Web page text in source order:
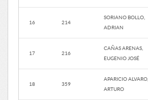
16 214
SORIANO BOLLO,
ADRIAN
17 216
CAÑAS ARENAS,
EUGENIO JOSÉ
18 359
APARICIO ALVARO,
ARTURO